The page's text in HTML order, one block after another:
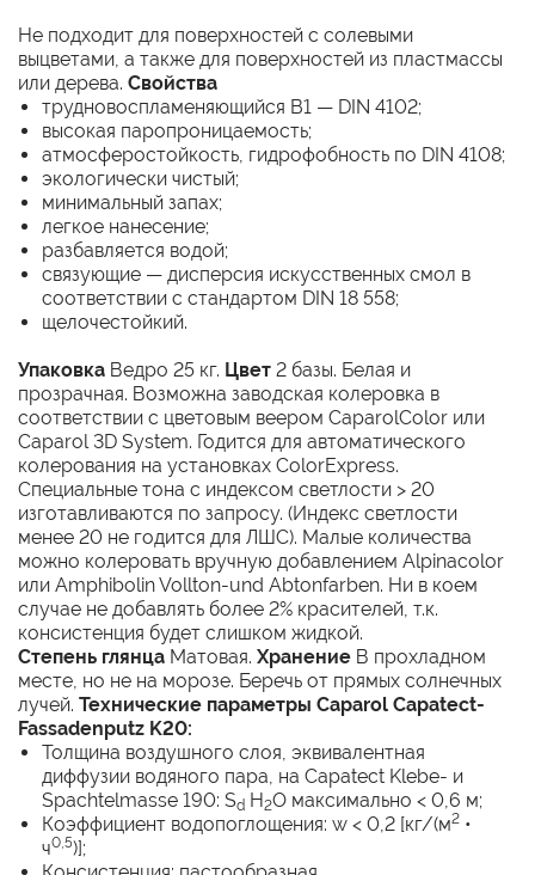
Не подходит для поверхностей с солевыми
выцветами, а также для поверхностей из пластмассы
или дерева. Свойства
трудновоспламеняющийся B1 — DIN 4102;
высокая паропроницаемость;
атмосферостойкость, гидрофобность по DIN 4108;
экологически чистый;
минимальный запах;
легкое нанесение;
разбавляется водой;
связующие — дисперсия искусственных смол в
соответствии с стандартом DIN 18 558;
щелочестойкий.
Упаковка Ведро 25 кг. Цвет 2 базы. Белая и
прозрачная. Возможна заводская колеровка в
соответствии с цветовым веером CaparolColor или
Caparol 3D System. Годится для автоматического
колерования на установках ColorExpress.
Специальные тона с индексом светлости > 20
изготавливаются по запросу. (Индекс светлости
менее 20 не годится для ЛШС). Малые количества
можно колеровать вручную добавлением Alpinacolor
или Amphibolin Vollton-und Abtonfarben. Ни в коем
случае не добавлять более 2% красителей, т.к.
консистенция будет слишком жидкой.
Степень глянца Матовая. Хранение В прохладном
месте, но не на морозе. Беречь от прямых солнечных
лучей. Технические параметры Caparol Capatect-
Fassadenputz K20:
Толщина воздушного слоя, эквивалентная
диффузии водяного пара, на Capatect Klebe- и
Spachtelmasse 190: Sd Н2О максимально < 0,6 м;
Коэффициент водопоглощения: w < 0,2 [кг/(м2 •
ч0,5)];